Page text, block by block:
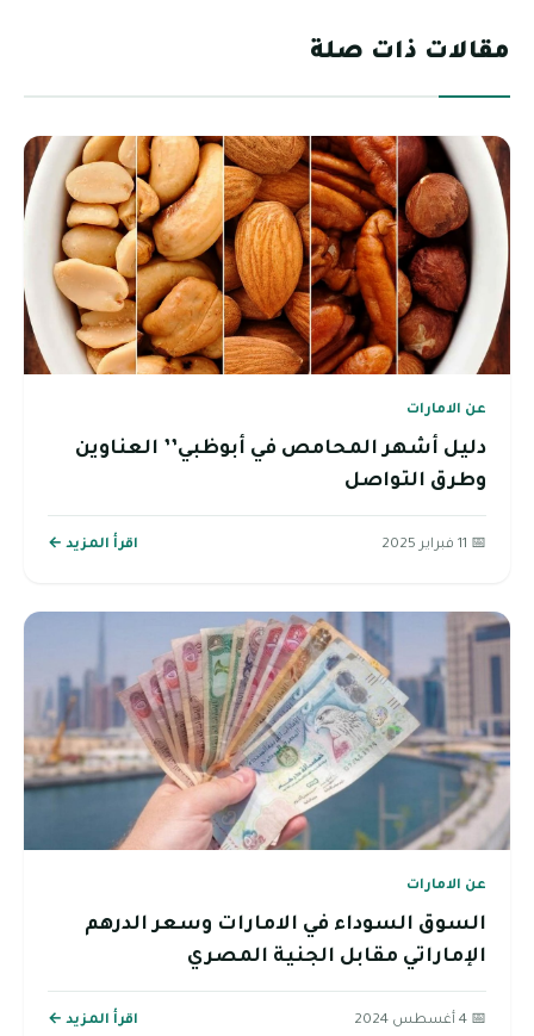
مقالات ذات صلة
عن الامارات
دليل أشهر المحامص في أبوظبي’’ العناوين
وطرق التواصل
📅 11 فبراير 2025 اقرأ المزيد ←
عن الامارات
السوق السوداء في الامارات وسعر الدرهم
الإماراتي مقابل الجنية المصري
📅 4 أغسطس 2024 اقرأ المزيد ←